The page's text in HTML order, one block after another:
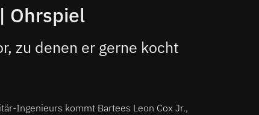
Ohrspiel
zu denen er gerne kocht
Ingenieurs kommt Bartees Leon Cox Jr.,